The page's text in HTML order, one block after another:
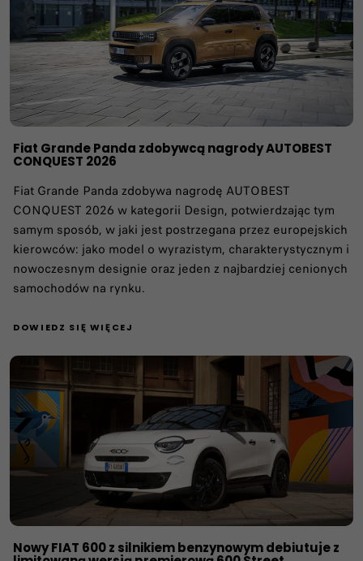
Fiat Grande Panda zdobywcą nagrody AUTOBEST
CONQUEST 2026
Fiat Grande Panda zdobywa nagrodę AUTOBEST
CONQUEST 2026 w kategorii Design, potwierdzając tym
samym sposób, w jaki jest postrzegana przez europejskich
kierowców: jako model o wyrazistym, charakterystycznym i
nowoczesnym designie oraz jeden z najbardziej cenionych
samochodów na rynku.
DOWIEDZ SIĘ WIĘCEJ
Nowy FIAT 600 z silnikiem benzynowym debiutuje z